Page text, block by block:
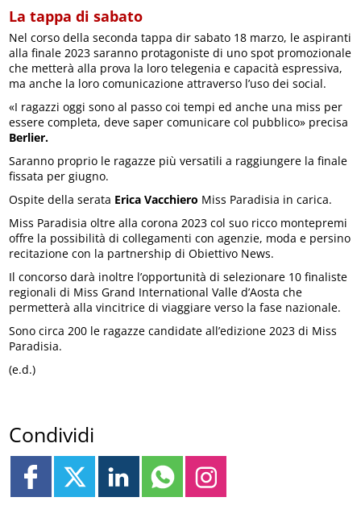
La tappa di sabato
Nel corso della seconda tappa dir sabato 18 marzo, le aspiranti
alla finale 2023 saranno protagoniste di uno spot promozionale
che metterà alla prova la loro telegenia e capacità espressiva,
ma anche la loro comunicazione attraverso l’uso dei social.
«I ragazzi oggi sono al passo coi tempi ed anche una miss per
essere completa, deve saper comunicare col pubblico» precisa
Berlier.
Saranno proprio le ragazze più versatili a raggiungere la finale
fissata per giugno.
Ospite della serata Erica Vacchiero Miss Paradisia in carica.
Miss Paradisia oltre alla corona 2023 col suo ricco montepremi
offre la possibilità di collegamenti con agenzie, moda e persino
recitazione con la partnership di Obiettivo News.
Il concorso darà inoltre l’opportunità di selezionare 10 finaliste
regionali di Miss Grand International Valle d’Aosta che
permetterà alla vincitrice di viaggiare verso la fase nazionale.
Sono circa 200 le ragazze candidate all’edizione 2023 di Miss
Paradisia.
(e.d.)
Condividi